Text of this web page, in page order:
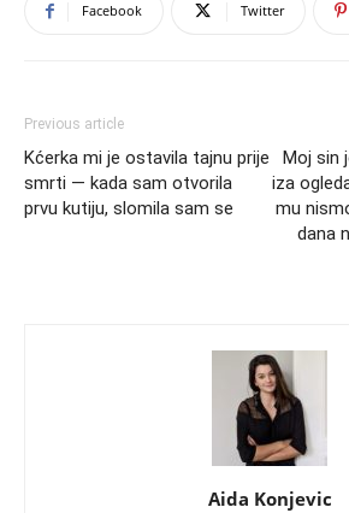
Facebook Twitter
Previous article
Kćerka mi je ostavila tajnu prije
smrti — kada sam otvorila
prvu kutiju, slomila sam se
Moj sin
iza
mu
dana
Aida Konjevic